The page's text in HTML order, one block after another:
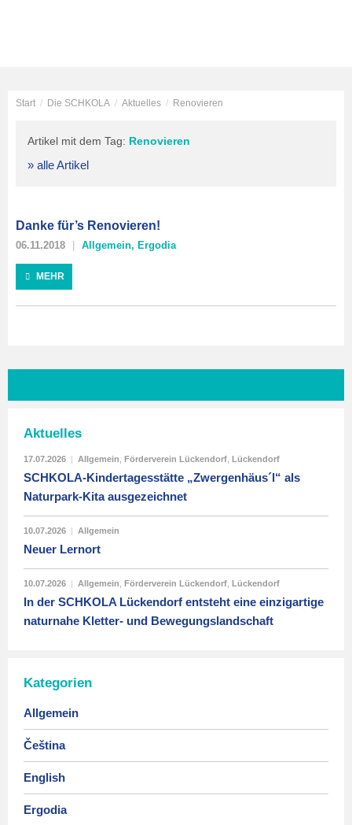
Start / Die SCHKOLA / Aktuelles / Renovieren
Artikel mit dem Tag: Renovieren
» alle Artikel
Danke für’s Renovieren!
06.11.2018 Allgemein, Ergodia
MEHR
Aktuelles
17.07.2026 | Allgemein Förderverein Lückendorf Lückendorf
SCHKOLA-Kindertagesstätte „Zwergenhäus´l“ als
Naturpark-Kita ausgezeichnet
10.07.2026 | Allgemein
Neuer Lernort
10.07.2026 | Allgemein Förderverein Lückendorf Lückendorf
In der SCHKOLA Lückendorf entsteht eine einzigartige
naturnahe Kletter- und Bewegungslandschaft
Kategorien
Allgemein
Čeština
English
Ergodia